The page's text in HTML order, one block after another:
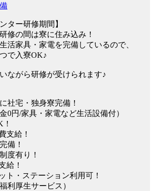
ター研修期間】
修の間は寮に住み込み！
活家具・家電を完備しているので、
で入寮OK♪
ながら研修が受けられます♪
社宅・独身寮完備！
0円/家具・家電など生活設備付）
支給！
備！
度有り！
給！
ト・ステーション利用可！
利厚生サービス）